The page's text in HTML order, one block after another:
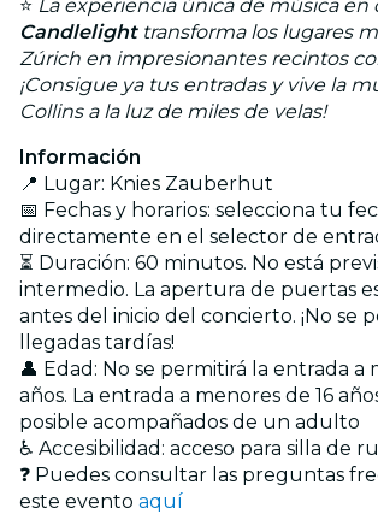
⭐ La experiencia única de música en
Candlelighttransforma los lugares
Zúrich en impresionantes recintos
¡Consigue ya tus entradas y vive la
Collins a la luz de miles de velas!
Información
📍 Lugar: Knies Zauberhut
📅 Fechas y horarios: selecciona tu
directamente en el selector de
⏳ Duración: 60 minutos. No está
intermedio. La apertura de puertas
antes del inicio del concierto. ¡No se
llegadas tardías!
👤 Edad: No se permitirá la entrada a
años. La entrada a menores de 16
posible acompañados de un adulto
♿ Accesibilidad: acceso para silla de
❓ Puedes consultar las preguntas
este evento aquí